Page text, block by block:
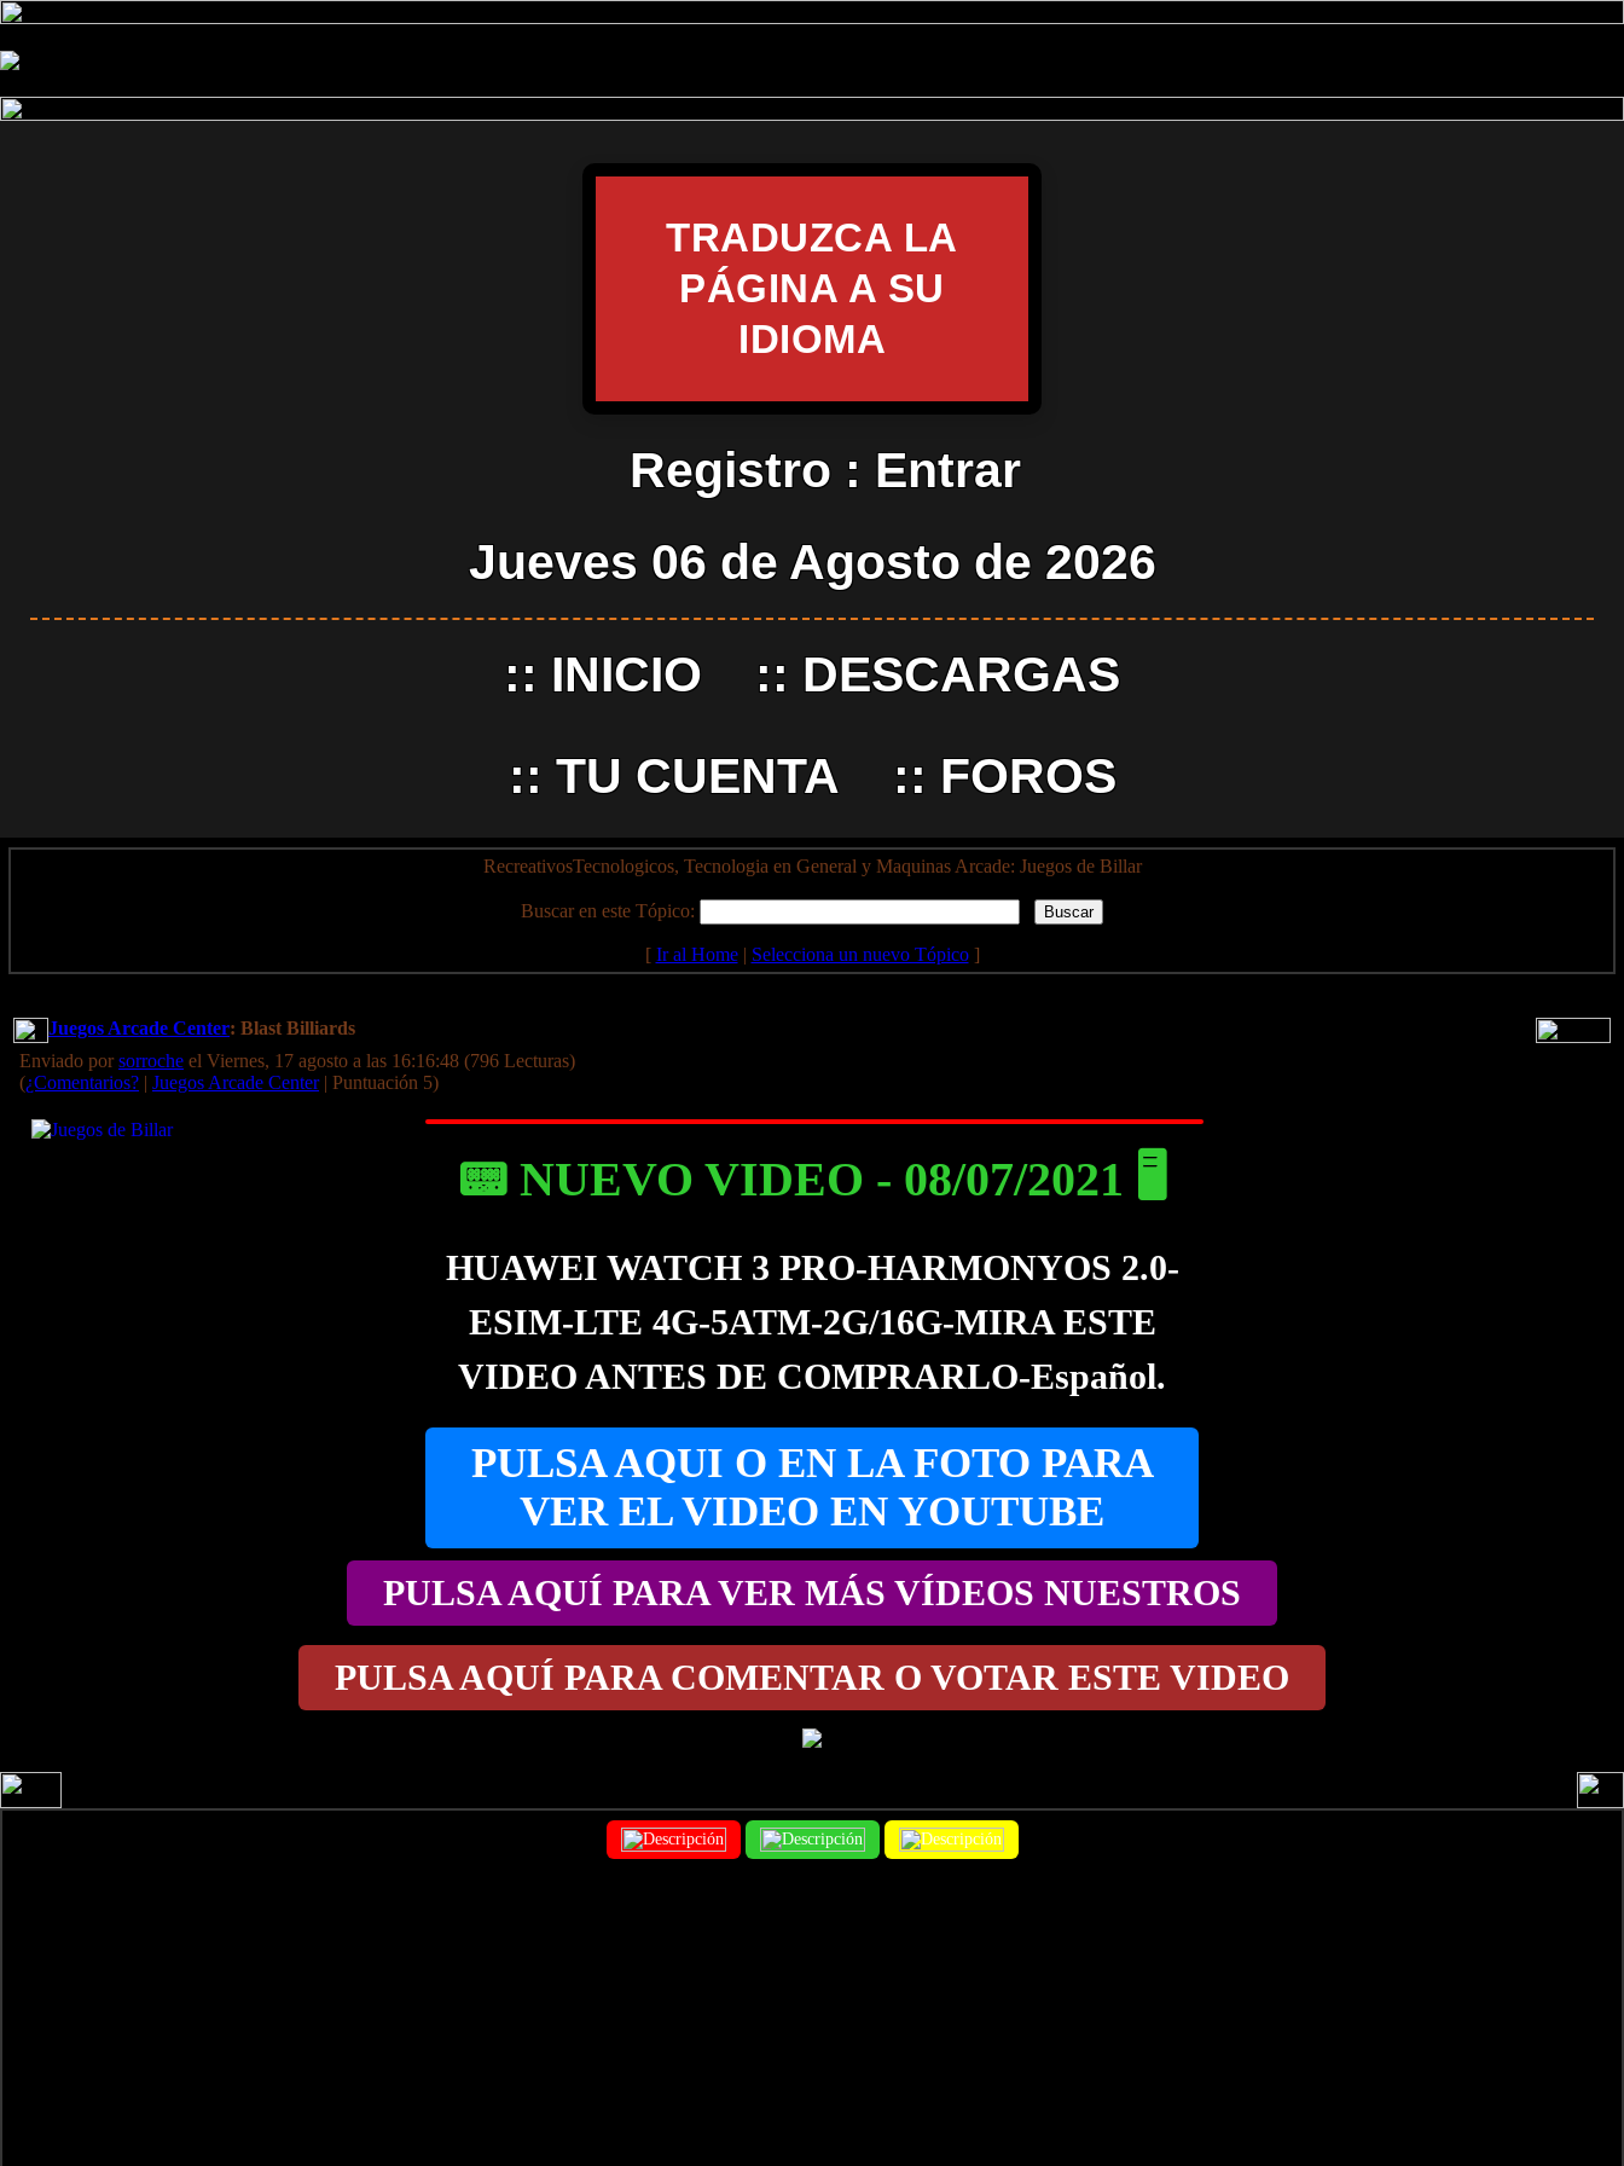
TRADUZCA LA
PÁGINA A SU
IDIOMA
Registro : Entrar
Jueves 06 de Agosto de 2026
:: INICIO :: DESCARGAS
:: TU CUENTA :: FOROS
RecreativosTecnologicos, Tecnologia en General y Maquinas Arcade: Juegos de Billar
Buscar en este Tópico:
[ Ir al Home| Selecciona un nuevo Tópico]
Juegos Arcade Center: Blast Billiards
Enviado por sorroche el Viernes, 17 agosto a las 16:16:48 (796 Lecturas)
(¿Comentarios? | Juegos Arcade Center| Puntuación 5)
📟 NUEVO VIDEO - 08/07/2021 🖥️
HUAWEI WATCH 3 PRO-HARMONYOS 2.0-
ESIM-LTE 4G-5ATM-2G/16G-MIRA ESTE
VIDEO ANTES DE COMPRARLO-Español.
PULSA AQUI O EN LA FOTO PARA
VER EL VIDEO EN YOUTUBE
PULSA AQUÍ PARA VER MÁS VÍDEOS NUESTROS
PULSA AQUÍ PARA COMENTAR O VOTAR ESTE VIDEO